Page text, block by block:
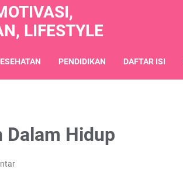
LIFESTYLE
PENDIDIKAN DAFTAR ISI
Dalam Hidup